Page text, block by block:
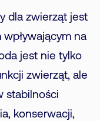
dla zwierząt jest
na
jest nie tylko
zwierząt, ale
stabilności
konserwacji,